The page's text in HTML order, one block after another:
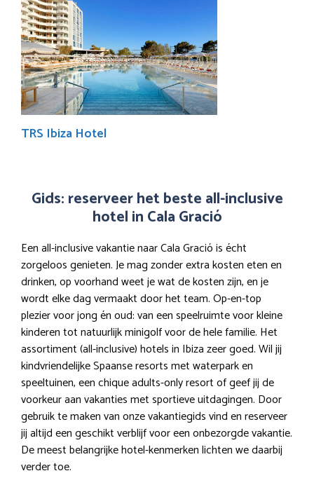
TRS Ibiza Hotel
Gids: reserveer het beste all-inclusive
hotel in Cala Gració
Een all-inclusive vakantie naar Cala Gració is écht
zorgeloos genieten. Je mag zonder extra kosten eten en
drinken, op voorhand weet je wat de kosten zijn, en je
wordt elke dag vermaakt door het team. Op-en-top
plezier voor jong én oud: van een speelruimte voor kleine
kinderen tot natuurlijk minigolf voor de hele familie. Het
assortiment (all-inclusive) hotels in Ibiza zeer goed. Wil jij
kindvriendelijke Spaanse resorts met waterpark en
speeltuinen, een chique adults-only resort of geef jij de
voorkeur aan vakanties met sportieve uitdagingen. Door
gebruik te maken van onze vakantiegids vind en reserveer
jij altijd een geschikt verblijf voor een onbezorgde vakantie.
De meest belangrijke hotel-kenmerken lichten we daarbij
verder toe.